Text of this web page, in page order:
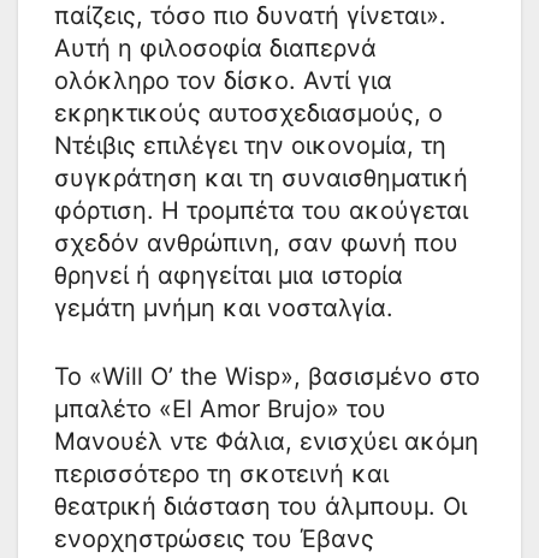
παίζεις, τόσο πιο δυνατή γίνεται».
Αυτή η φιλοσοφία διαπερνά
ολόκληρο τον δίσκο. Αντί για
εκρηκτικούς αυτοσχεδιασμούς, ο
Ντέιβις επιλέγει την οικονομία, τη
συγκράτηση και τη συναισθηματική
φόρτιση. Η τρομπέτα του ακούγεται
σχεδόν ανθρώπινη, σαν φωνή που
θρηνεί ή αφηγείται μια ιστορία
γεμάτη μνήμη και νοσταλγία.
Το «Will O’ the Wisp», βασισμένο στο
μπαλέτο «El Amor Brujo» του
Μανουέλ ντε Φάλια, ενισχύει ακόμη
περισσότερο τη σκοτεινή και
θεατρική διάσταση του άλμπουμ. Οι
ενορχηστρώσεις του Έβανς